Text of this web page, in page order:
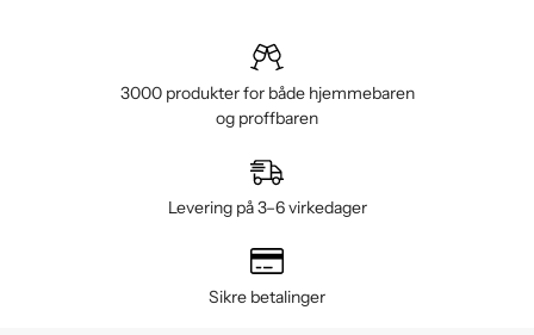
3000 produkter for både hjemmebaren
og proffbaren
Levering på 3–6 virkedager
Sikre betalinger